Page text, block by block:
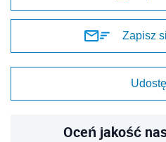
Zapisz
Oceń jakość